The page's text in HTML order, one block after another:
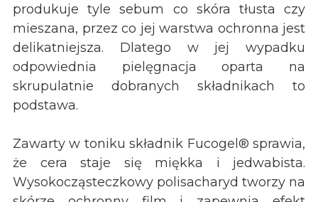
produkuje tyle sebum co skóra tłusta czy
mieszana, przez co jej warstwa ochronna jest
delikatniejsza. Dlatego w jej wypadku
odpowiednia pielęgnacja oparta na
skrupulatnie dobranych składnikach to
podstawa.
Zawarty w toniku składnik Fucogel® sprawia,
że cera staje się miękka i jedwabista.
Wysokocząsteczkowy polisacharyd tworzy na